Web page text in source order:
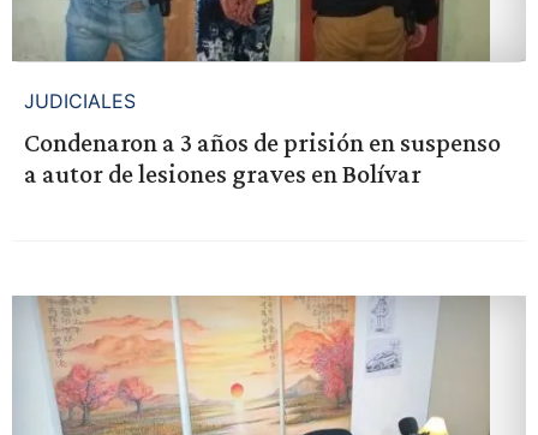
JUDICIALES
Condenaron a 3 años de prisión en suspenso
a autor de lesiones graves en Bolívar